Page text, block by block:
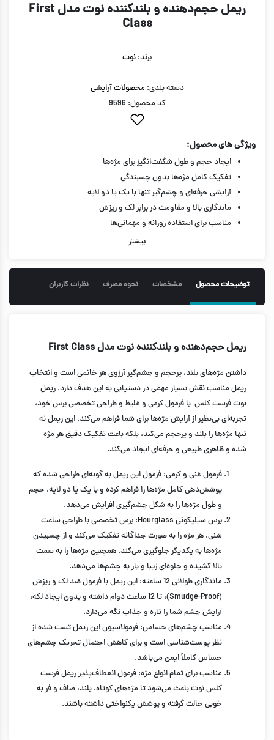
ریمل حجم‌دهنده و بلندکننده نوت مدل First
Class
برند: نوت
دسته بندی: محصولات آرایشی
کد محصول: 9596
ویژگی های محصول:
ایجاد حجم و طول شگفت‌انگیز برای مژه‌ها
تفکیک کامل مژه‌ها بدون چسبندگی
آرایشی حرفه‌ای و چشم‌گیر تنها با یک یا دو لایه
ماندگاری بالا و مقاومت در برابر لک و ریزش
مناسب برای استفاده روزانه و مهمانی‌ها
ایمن و مناسب چشم‌های حساس
بیشتر
توضیحات محصول مشخصات نحوه مصرف نظرات کاربران
ریمل حجم‌دهنده و بلندکننده نوت مدل First Class
داشتن مژه‌های بلند، پرحجم و چشم‌گیر آرزوی هر خانمی است و انتخاب
ریمل مناسب نقش بسیار مهمی در دستیابی به این هدف دارد. ریمل
نوت فرست کلس با فرمول کرمی و غلیظ و طراحی تخصصی برس خود،
تجربه‌ای بی‌نظیر از آرایش مژه‌ها برای شما فراهم می‌کند. این ریمل نه
تنها مژه‌ها را بلند و پرحجم می‌کند، بلکه باعث تفکیک دقیق هر مژه
شده و ظاهری طبیعی و حرفه‌ای ایجاد می‌کند.
فرمول غنی و کرمی: فرمول این ریمل به گونه‌ای طراحی شده که
پوشش‌دهی کامل مژه‌ها را فراهم کرده و با یک یا دو لایه، حجم
و طول مژه‌ها را به شکل چشم‌گیری افزایش می‌دهد.
برس سیلیکونی Hourglass: برس تخصصی با طراحی ساعت
شنی، هر مژه را به صورت جداگانه تفکیک می‌کند و از چسبیدن
مژه‌ها به یکدیگر جلوگیری می‌کند. همچنین مژه‌ها را به سمت
بالا کشیده و جلوه‌ای زیبا و باز به چشم‌ها می‌دهد.
ماندگاری طولانی 12 ساعته: این ریمل با فرمول ضد لک و ریزش
(Smudge-Proof)، تا 12 ساعت دوام داشته و بدون ایجاد لکه،
آرایش چشم شما را تازه و جذاب نگه می‌دارد.
مناسب چشم‌های حساس: فرمولاسیون این ریمل تست شده از
نظر پوست‌شناسی است و برای کاهش احتمال تحریک چشم‌های
حساس کاملاً ایمن می‌باشد.
مناسب برای تمام انواع مژه: فرمول انعطاف‌پذیر ریمل فرست
کلس نوت باعث می‌شود تا مژه‌های کوتاه، بلند، صاف و فر به
خوبی حالت گرفته و پوشش یکنواختی داشته باشند.